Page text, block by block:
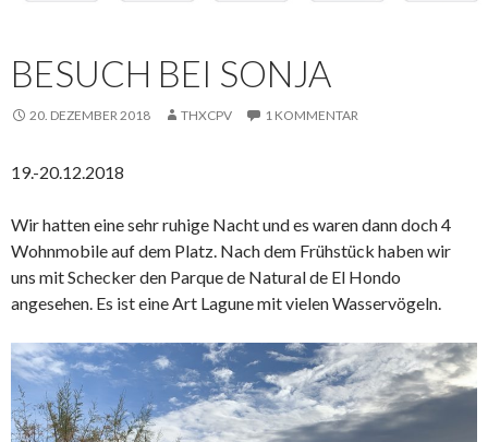
BESUCH BEI SONJA
20. DEZEMBER 2018 THXCPV 1 KOMMENTAR
19.-20.12.2018
Wir hatten eine sehr ruhige Nacht und es waren dann doch 4
Wohnmobile auf dem Platz. Nach dem Frühstück haben wir
uns mit Schecker den Parque de Natural de El Hondo
angesehen. Es ist eine Art Lagune mit vielen Wasservögeln.